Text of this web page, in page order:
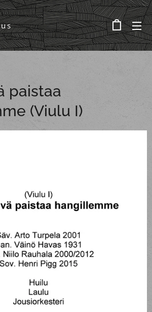
paistaa
(Viulu I)